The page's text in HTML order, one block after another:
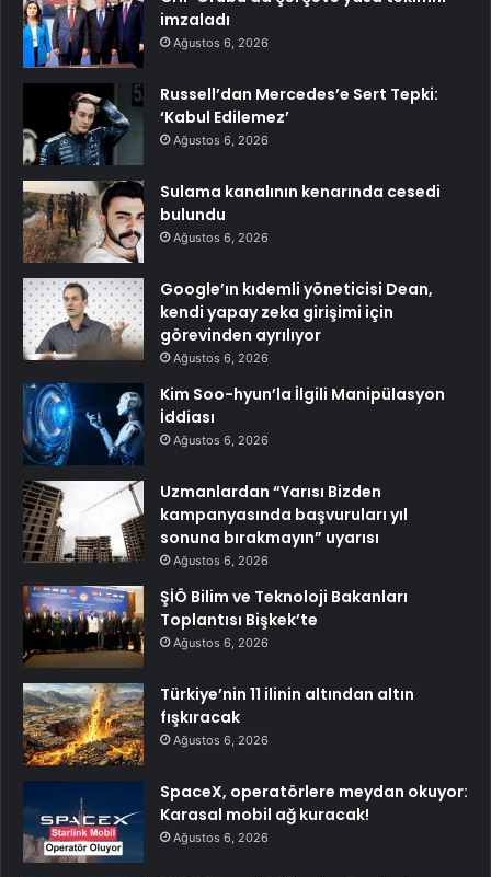
imzaladı
Ağustos 6, 2026
Russell’dan Mercedes’e Sert Tepki:
‘Kabul Edilemez’
Ağustos 6, 2026
Sulama kanalının kenarında cesedi
bulundu
Ağustos 6, 2026
Google’ın kıdemli yöneticisi Dean,
kendi yapay zeka girişimi için
görevinden ayrılıyor
Ağustos 6, 2026
Kim Soo-hyun’la İlgili Manipülasyon
İddiası
Ağustos 6, 2026
Uzmanlardan “Yarısı Bizden
kampanyasında başvuruları yıl
sonuna bırakmayın” uyarısı
Ağustos 6, 2026
ŞİÖ Bilim ve Teknoloji Bakanları
Toplantısı Bişkek’te
Ağustos 6, 2026
Türkiye’nin 11 ilinin altından altın
fışkıracak
Ağustos 6, 2026
SpaceX, operatörlere meydan okuyor:
Karasal mobil ağ kuracak!
Ağustos 6, 2026